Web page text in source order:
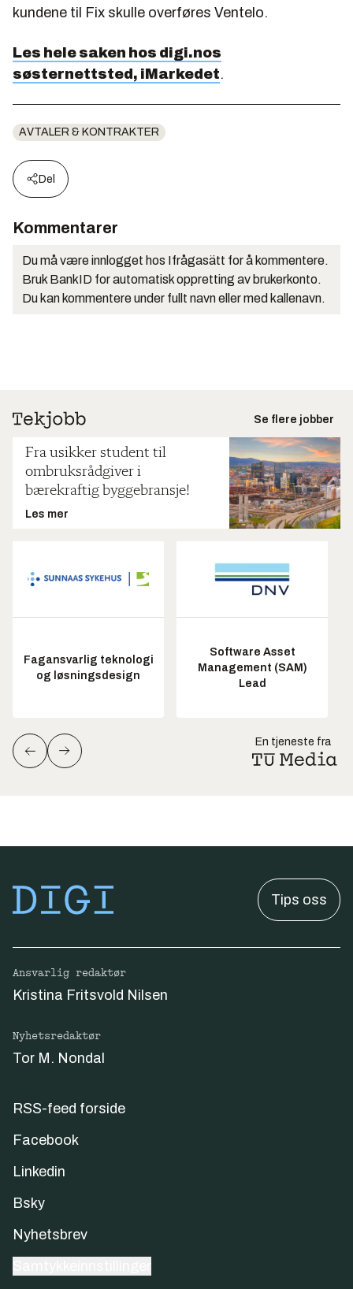
kundene til Fix skulle overføres Ventelo.
Les hele saken hos digi.nos
søsternettsted, iMarkedet.
AVTALER & KONTRAKTER
Del
Kommentarer
Du må være innlogget hos Ifrågasätt for å kommentere.
Bruk BankID for automatisk oppretting av brukerkonto.
Du kan kommentere under fullt navn eller med kallenavn.
Se flere jobber
Fra usikker student til
ombruksrådgiver i
bærekraftig byggebransje!
Les mer
Fagansvarlig teknologi
og løsningsdesign
Software Asset
Management (SAM)
Lead
En tjeneste fra
Tips oss
Ansvarlig redaktør
Kristina Fritsvold Nilsen
Nyhetsredaktør
Tor M. Nondal
RSS-feed forside
Facebook
Linkedin
Bsky
Nyhetsbrev